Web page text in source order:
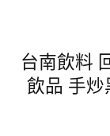
台南飲料
飲品 手